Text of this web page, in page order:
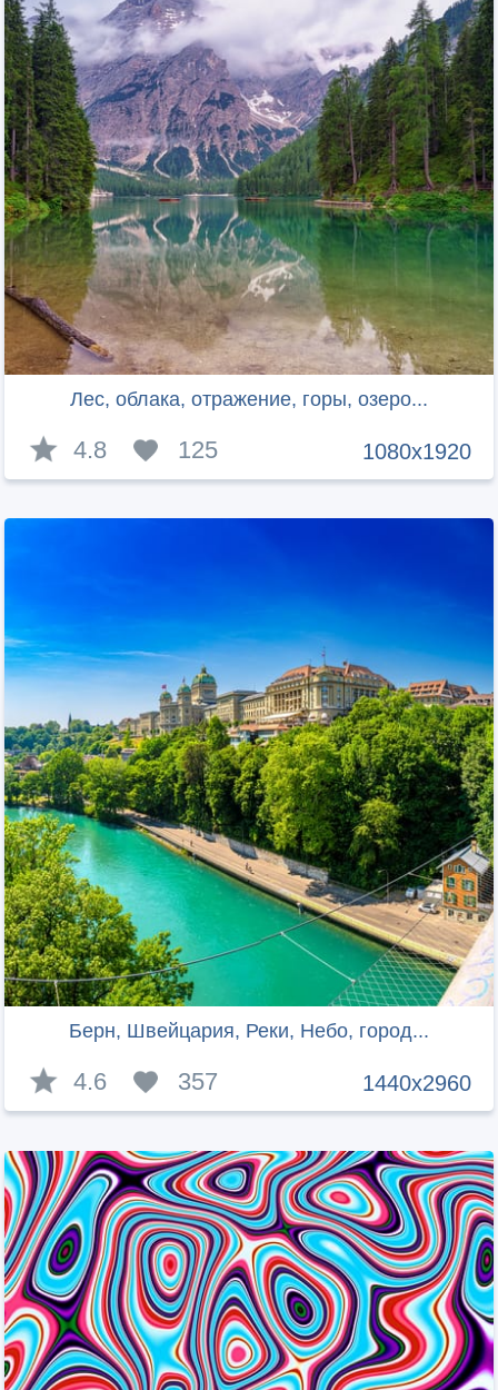
Лес, облака, отражение, горы, озеро...
1080x1920
4.8 125
Берн, Швейцария, Реки, Небо, город...
1440x2960
4.6 357